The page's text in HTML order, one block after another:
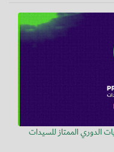
الدوري الممتاز للسيدات